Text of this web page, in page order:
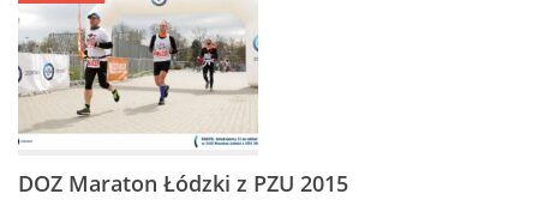
DOZ Maraton Łódzki z PZU 2015